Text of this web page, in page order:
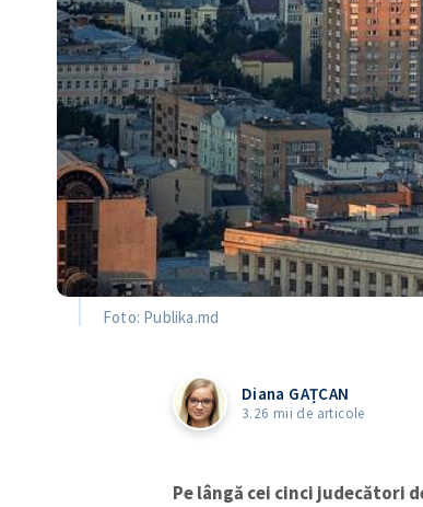
Foto: Publika.md
Diana GAȚCAN
3.26 mii de articole
Pe lângă cei cinci judecători